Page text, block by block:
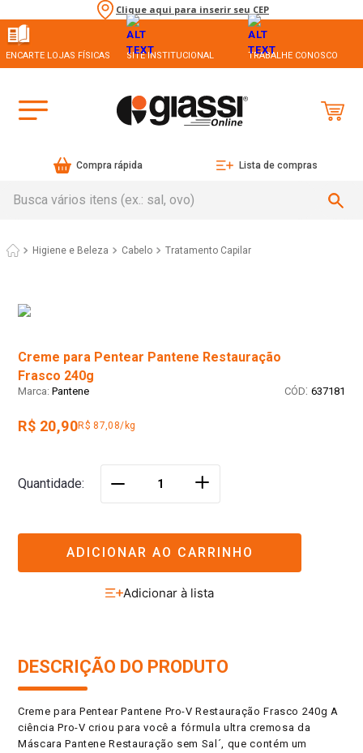
Clique aqui para inserir seu CEP
ENCARTE LOJAS FÍSICAS SITE INSTITUCIONAL TRABALHE CONOSCO
Compra rápida Lista de compras
Higiene e Beleza Cabelo Tratamento Capilar
Creme para Pentear Pantene Restauração
Frasco 240g
Pantene : 637181
R$ 20,90R$ 87,08/kg
Quantidade ＋
ADICIONAR AO CARRINHO
DESCRIÇÃO DO PRODUTO
Creme para Pentear Pantene Pro-V Restauração Frasco 240g A
ciência Pro-V criou para você a fórmula ultra cremosa da
Máscara Pantene Restauração sem Sal´, que contém um